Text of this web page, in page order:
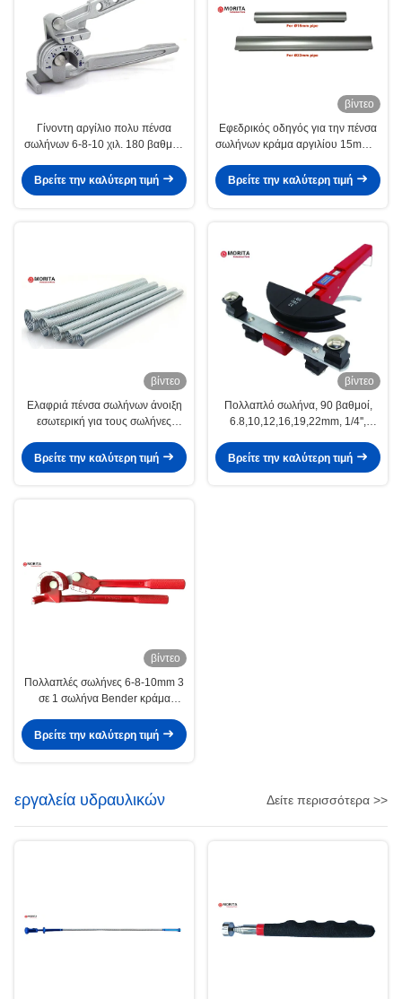
Γίνοντη αργίλιο πολυ πένσα
σωλήνων 6-8-10 χιλ. 180 βαθμός
Βρείτε την καλύτερη τιμή
βίντεο
Εφεδρικός οδηγός για την πένσα
σωλήνων κράμα αργιλίου 15mm &
σωλήνων κανένα ζάρωμα
Βρείτε την καλύτερη τιμή
βίντεο
Ελαφριά πένσα σωλήνων άνοιξη
εσωτερική για τους σωλήνες
5/16», 3/8», 1/2», 5/8», 3/4»
Βρείτε την καλύτερη τιμή
βίντεο
Πολλαπλό σωλήνα, 90 βαθμοί,
6.8,10,12,16,19,22mm, 1/4'',
κράμα αλουμινίου
Βρείτε την καλύτερη τιμή
βίντεο
Πολλαπλές σωλήνες 6-8-10mm 3
σε 1 σωλήνα Bender κράμα
Βρείτε την καλύτερη τιμή
εργαλεία υδραυλικών Δείτε περισσότερα >>